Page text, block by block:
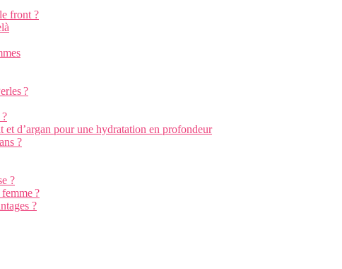
front ?
?
d’argan pour une hydratation en profondeur
?
?
?
?